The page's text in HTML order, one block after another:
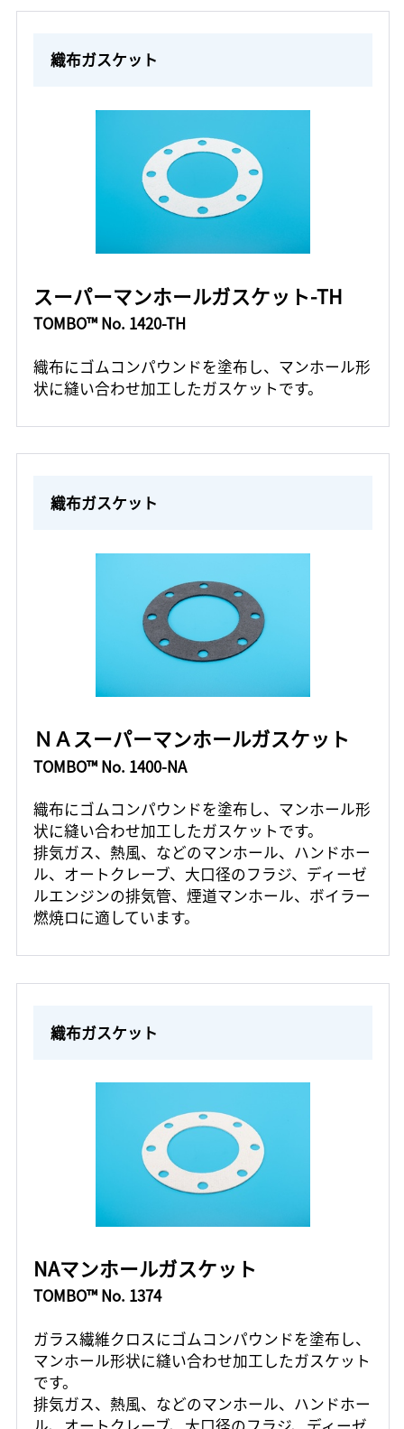
織布ガスケット
スーパーマンホールガスケット-TH
TOMBO™ No. 1420-TH
織布にゴムコンパウンドを塗布し、マンホール形
状に縫い合わせ加工したガスケットです。
織布ガスケット
ＮＡスーパーマンホールガスケット
TOMBO™ No. 1400-NA
織布にゴムコンパウンドを塗布し、マンホール形
状に縫い合わせ加工したガスケットです。
排気ガス、熱風、などのマンホール、ハンドホー
ル、オートクレーブ、大口径のフラジ、ディーゼ
ルエンジンの排気管、煙道マンホール、ボイラー
燃焼ロに適しています。
織布ガスケット
NAマンホールガスケット
TOMBO™ No. 1374
ガラス繊維クロスにゴムコンパウンドを塗布し、
マンホール形状に縫い合わせ加工したガスケット
です。
排気ガス、熱風、などのマンホール、ハンドホー